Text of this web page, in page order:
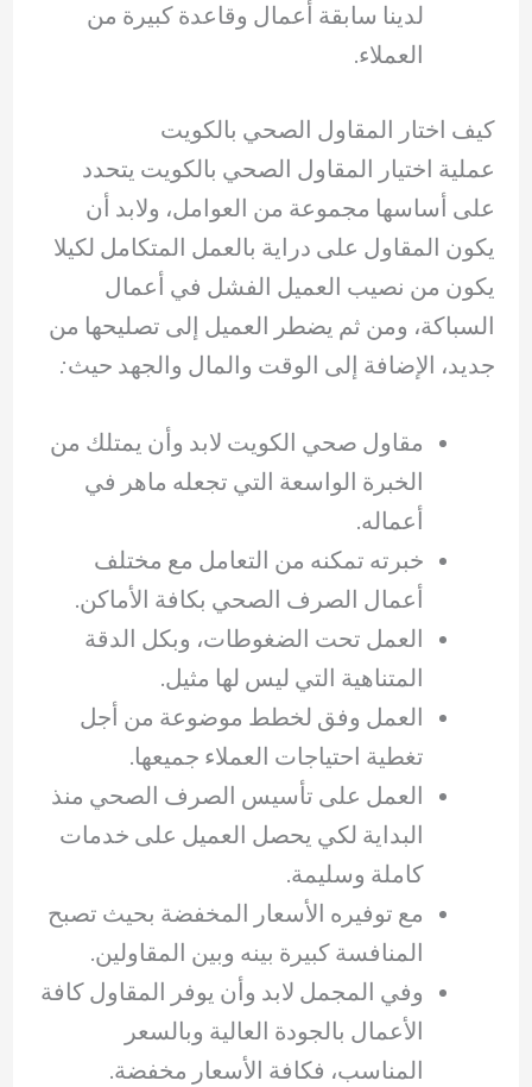
لدينا سابقة أعمال وقاعدة كبيرة من
العملاء.
كيف اختار المقاول الصحي بالكويت
عملية اختيار المقاول الصحي بالكويت يتحدد
على أساسها مجموعة من العوامل، ولابد أن
يكون المقاول على دراية بالعمل المتكامل لكيلا
يكون من نصيب العميل الفشل في أعمال
السباكة، ومن ثم يضطر العميل إلى تصليحها من
جديد، الإضافة إلى الوقت والمال والجهد حيث:
مقاول صحي الكويت لابد وأن يمتلك من
الخبرة الواسعة التي تجعله ماهر في
أعماله.
خبرته تمكنه من التعامل مع مختلف
أعمال الصرف الصحي بكافة الأماكن.
العمل تحت الضغوطات، وبكل الدقة
المتناهية التي ليس لها مثيل.
العمل وفق لخطط موضوعة من أجل
تغطية احتياجات العملاء جميعها.
العمل على تأسيس الصرف الصحي منذ
البداية لكي يحصل العميل على خدمات
كاملة وسليمة.
مع توفيره الأسعار المخفضة بحيث تصبح
المنافسة كبيرة بينه وبين المقاولين.
وفي المجمل لابد وأن يوفر المقاول كافة
الأعمال بالجودة العالية وبالسعر
المناسب، فكافة الأسعار مخفضة.